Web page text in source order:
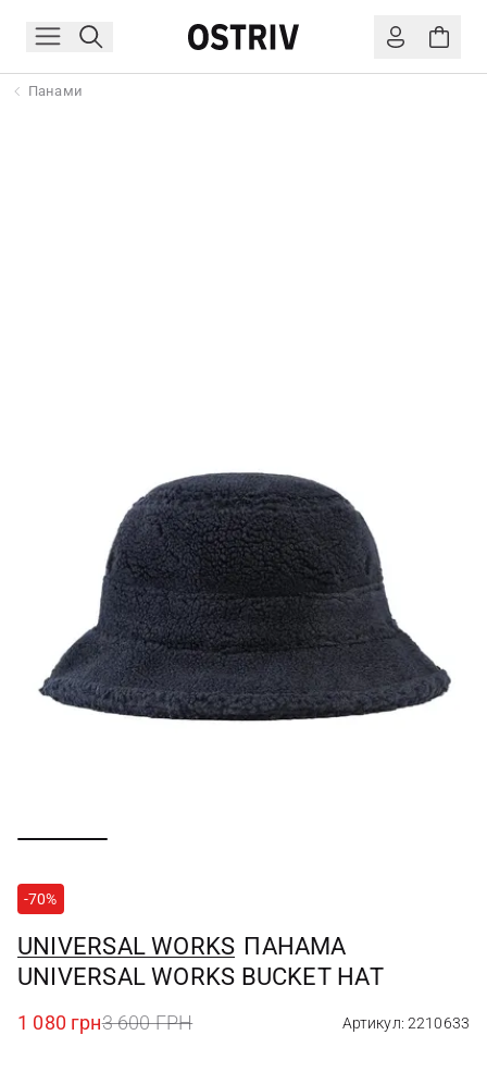
Панами
-70%
UNIVERSAL WORKS ПАНАМА
UNIVERSAL WORKS BUCKET HAT
1 080 грн3 600 ГРН Артикул: 2210633